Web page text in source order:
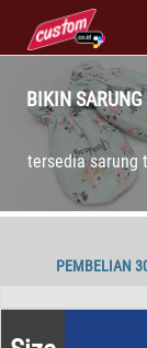
BIKIN
tersedia sarung
PEMBELIAN